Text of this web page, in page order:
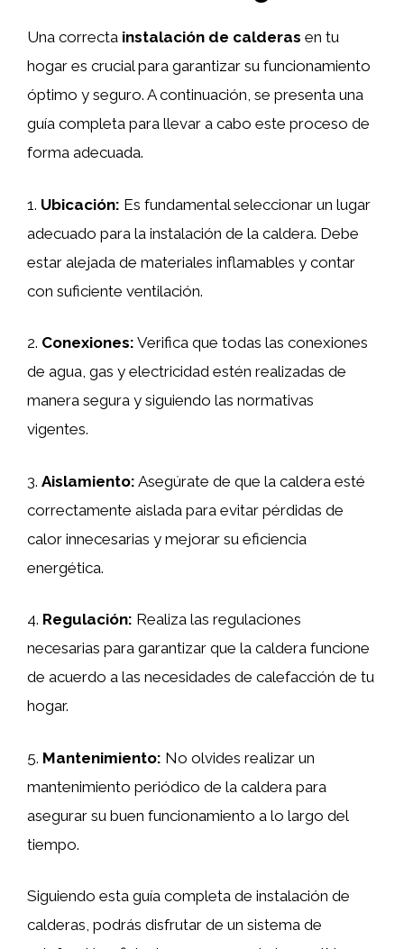
Una correcta instalación de calderas en tu
hogar es crucial para garantizar su funcionamiento
óptimo y seguro. A continuación, se presenta una
guía completa para llevar a cabo este proceso de
forma adecuada.
1. Ubicación: Es fundamental seleccionar un lugar
adecuado para la instalación de la caldera. Debe
estar alejada de materiales inflamables y contar
con suficiente ventilación.
2. Conexiones: Verifica que todas las conexiones
de agua, gas y electricidad estén realizadas de
manera segura y siguiendo las normativas
vigentes.
3. Aislamiento: Asegúrate de que la caldera esté
correctamente aislada para evitar pérdidas de
calor innecesarias y mejorar su eficiencia
energética.
4. Regulación: Realiza las regulaciones
necesarias para garantizar que la caldera funcione
de acuerdo a las necesidades de calefacción de tu
hogar.
5. Mantenimiento: No olvides realizar un
mantenimiento periódico de la caldera para
asegurar su buen funcionamiento a lo largo del
tiempo.
Siguiendo esta guía completa de instalación de
calderas, podrás disfrutar de un sistema de